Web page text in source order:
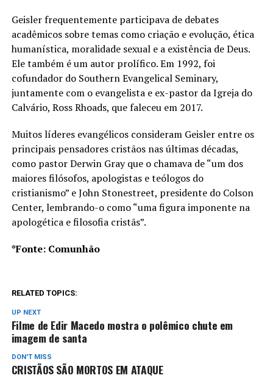
Geisler frequentemente participava de debates
acadêmicos sobre temas como criação e evolução, ética
humanística, moralidade sexual e a existência de Deus.
Ele também é um autor prolífico. Em 1992, foi
cofundador do Southern Evangelical Seminary,
juntamente com o evangelista e ex-pastor da Igreja do
Calvário, Ross Rhoads, que faleceu em 2017.
Muitos líderes evangélicos consideram Geisler entre os
principais pensadores cristãos nas últimas décadas,
como pastor Derwin Gray que o chamava de “um dos
maiores filósofos, apologistas e teólogos do
cristianismo” e John Stonestreet, presidente do Colson
Center, lembrando-o como “uma figura imponente na
apologética e filosofia cristãs”.
*Fonte: Comunhão
RELATED TOPICS:
UP NEXT
Filme de Edir Macedo mostra o polêmico chute em
imagem de santa
DON'T MISS
CRISTÃOS SÃO MORTOS EM ATAQUE